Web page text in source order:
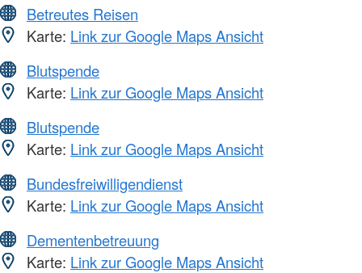
Betreutes Reisen
Karte: Link zur Google Maps Ansicht
Blutspende
Karte: Link zur Google Maps Ansicht
Blutspende
Karte: Link zur Google Maps Ansicht
Bundesfreiwilligendienst
Karte: Link zur Google Maps Ansicht
Dementenbetreuung
Karte: Link zur Google Maps Ansicht